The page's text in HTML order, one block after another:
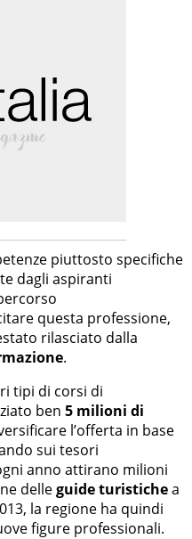
piuttosto specifiche
dagli aspiranti
questa professione,
rilasciato dalla
.
tipi di corsi di
ben 5 milioni di
l’offerta in base
sui tesori
anno attirano milioni
delleguide turistichea
la regione ha quindi
figure professionali.